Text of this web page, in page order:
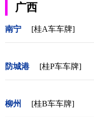
广西
南宁 [桂A车车牌]
防城港 [桂P车车牌]
柳州 [桂B车车牌]